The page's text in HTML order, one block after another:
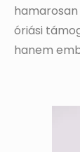
óriási
hanem